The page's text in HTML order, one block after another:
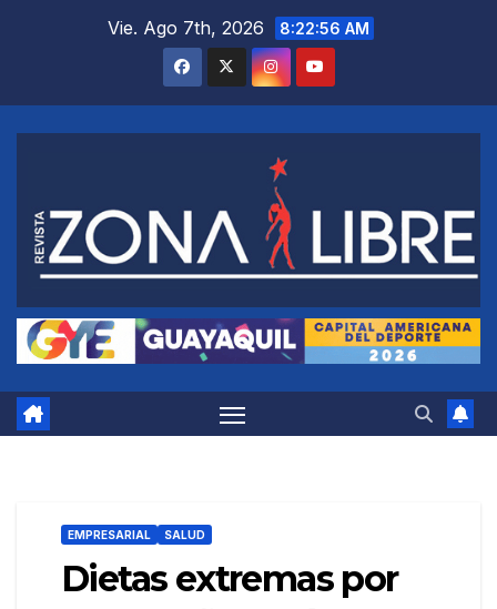
Vie. Ago 7th, 2026 8:22:57 AM
EMPRESARIAL SALUD
Dietas extremas por